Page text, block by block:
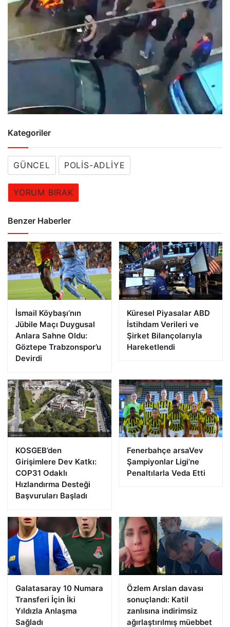
Kategoriler
GÜNCEL POLIS-ADLIYE
YORUM BIRAK
Benzer Haberler
İsmail Köybaşı’nın
Jübile Maçı Duygusal
Anlara Sahne Oldu:
Göztepe Trabzonspor’u
Devirdi
Küresel Piyasalar ABD
İstihdam Verileri ve
Şirket Bilançolarıyla
Hareketlendi
KOSGEB’den
Girişimlere Dev Katkı:
COP31 Odaklı
Hızlandırma Desteği
Başvuruları Başladı
Fenerbahçe arsaVev
Şampiyonlar Ligi’ne
Penaltılarla Veda Etti
Galatasaray 10 Numara
Transferi İçin İki
Yıldızla Anlaşma
Sağladı
Özlem Arslan davası
sonuçlandı: Katil
zanlısına indirimsiz
ağırlaştırılmış müebbet